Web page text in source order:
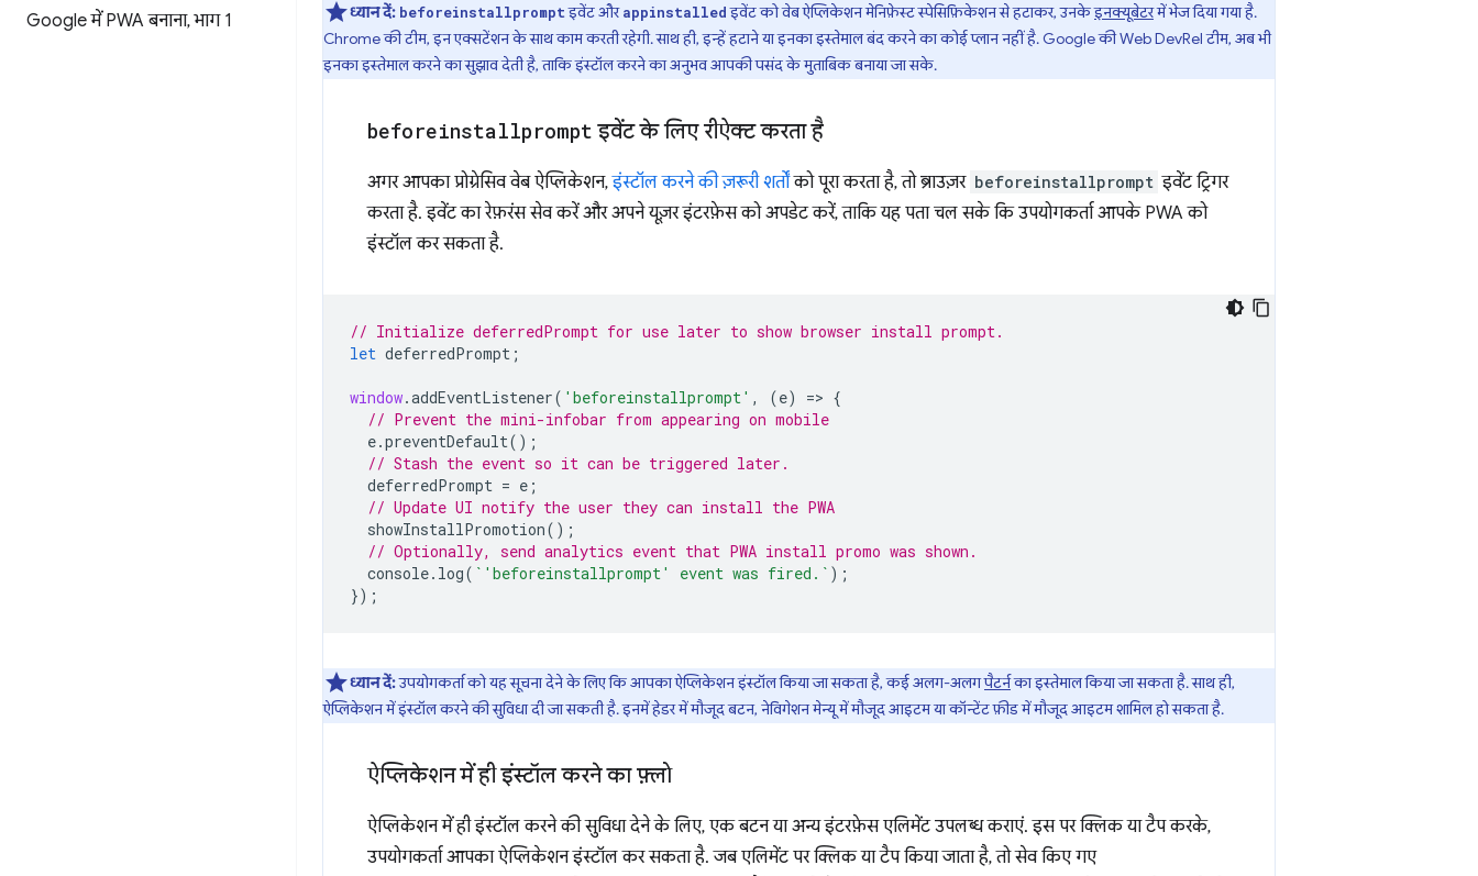
Google में PWA बनाना,भाग 1 ध्यान दें: beforeinstallpromptइवेंट औरappinstalledइवेंट को वेब ऐप्लिकेशन मेनिफ़ेस्ट स्पेसिफ़िकेशन से हटाकर, उनकेइनक्यूबेटरमें भेज दिया गया है.
Chrome की टीम, इन एक्सटेंशन के साथ काम करती रहेगी. साथ ही, इन्हें हटाने या इनका इस्तेमाल बंद करने का कोई प्लान नहीं है. Google की Web DevRel टीम, अब भी
इनका इस्तेमाल करने का सुझाव देती है, ताकि इंस्टॉल करने का अनुभव आपकी पसंद के मुताबिक बनाया जा सके.
beforeinstallprompt इवेंट के लिए रीऐक्ट करता है
अगर आपका प्रोग्रेसिव वेब ऐप्लिकेशन,इंस्टॉल करने की ज़रूरी शर्तोंको पूरा करता है, तो ब्राउज़र beforeinstallprompt इवेंट ट्रिगर
करता है. इवेंट का रेफ़रंस सेव करें और अपने यूज़र इंटरफ़ेस को अपडेट करें, ताकि यह पता चल सके कि उपयोगकर्ता आपके PWA को
इंस्टॉल कर सकता है.
// Initialize deferredPrompt for use later to show browser install prompt.
let deferredPrompt ;
window.addEventListener( 'beforeinstallprompt' , (e) => {
// Prevent the mini-infobar from appearing on mobile
e.preventDefault();
// Stash the event so it can be triggered later.
deferredPrompt = e ;
// Update UI notify the user they can install the PWA
showInstallPromotion();
// Optionally, send analytics event that PWA install promo was shown.
console. log( `'beforeinstallprompt' event was fired.` );
});
ध्यान दें:उपयोगकर्ता को यह सूचना देने के लिए कि आपका ऐप्लिकेशन इंस्टॉल किया जा सकता है, कई अलग-अलगपैटर्नका इस्तेमाल किया जा सकता है. साथ ही,
ऐप्लिकेशन में इंस्टॉल करने की सुविधा दी जा सकती है. इनमें हेडर में मौजूद बटन, नेविगेशन मेन्यू में मौजूद आइटम या कॉन्टेंट फ़ीड में मौजूद आइटम शामिल हो सकता है.
ऐप्लिकेशन में ही इंस्टॉल करने का फ़्लो
ऐप्लिकेशन में ही इंस्टॉल करने की सुविधा देने के लिए, एक बटन या अन्य इंटरफ़ेस एलिमेंट उपलब्ध कराएं. इस पर क्लिक या टैप करके,
उपयोगकर्ता आपका ऐप्लिकेशन इंस्टॉल कर सकता है. जब एलिमेंट पर क्लिक या टैप किया जाता है, तो सेव किए गए